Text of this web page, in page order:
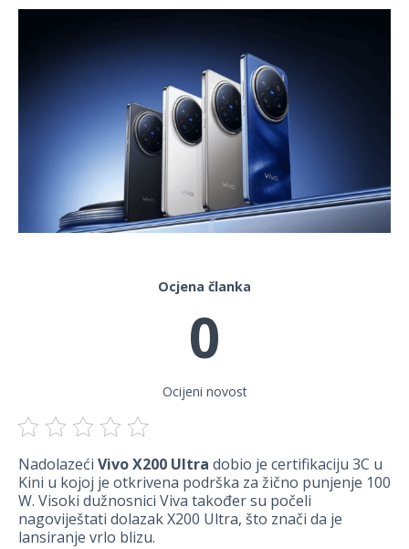
Ocjena članka
0
Ocijeni novost
Nadolazeći Vivo X200 Ultra dobio je certifikaciju 3C u
Kini u kojoj je otkrivena podrška za žično punjenje 100
W. Visoki dužnosnici Viva također su počeli
nagoviještati dolazak X200 Ultra, što znači da je
lansiranje vrlo blizu.